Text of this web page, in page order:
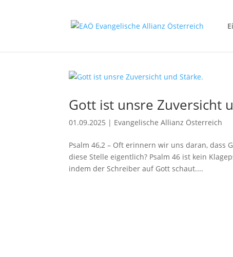
Gott ist unsre Zuversicht
01.09.2025 | Evangelische Allianz Österreich
Psalm 46,2 – Oft erinnern wir uns daran, dass
diese Stelle eigentlich? Psalm 46 ist kein
indem der Schreiber auf Gott schaut....